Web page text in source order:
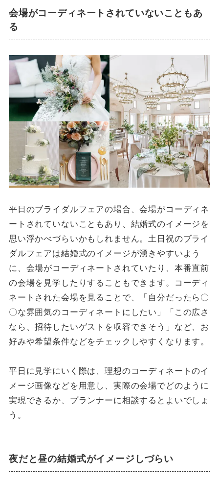
会場がコーディネートされていないこともあ
る
平日のブライダルフェアの場合、会場がコーディネ
ートされていないこともあり、結婚式のイメージを
思い浮かべづらいかもしれません。土日祝のブライ
ダルフェアは結婚式のイメージが湧きやすいよう
に、会場がコーディネートされていたり、本番直前
の会場を見学したりすることもできます。コーディ
ネートされた会場を見ることで、「自分だったら〇
〇な雰囲気のコーディネートにしたい」「この広さ
なら、招待したいゲストを収容できそう」など、お
好みや希望条件などをチェックしやすくなります。
平日に見学にいく際は、理想のコーディネートのイ
メージ画像などを用意し、実際の会場でどのように
実現できるか、プランナーに相談するとよいでしょ
う。
夜だと昼の結婚式がイメージしづらい